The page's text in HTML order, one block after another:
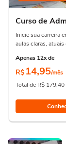
Curso de
Inicie sua carreira
aulas claras, atuais
Apenas 12x de
R$ 14,95/mês
Total de R$